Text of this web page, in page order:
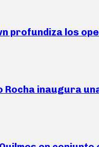
profundiza los
Rocha inaugura